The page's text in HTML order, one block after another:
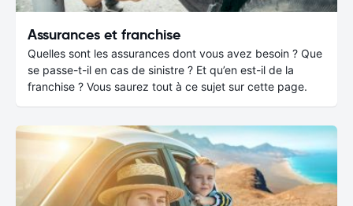
Assurances et franchise
Quelles sont les assurances dont vous avez besoin ? Que
se passe-t-il en cas de sinistre ? Et qu’en est-il de la
franchise ? Vous saurez tout à ce sujet sur cette page.